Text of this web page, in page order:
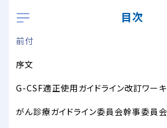
目次
前付
序文
G-CSF適正使用ガイドライン改訂ワー
がん診療ガイドライン委員会幹事委員会